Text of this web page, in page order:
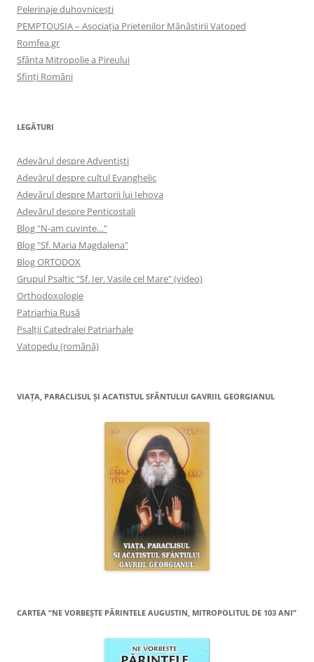
Pelerinaje duhovnicești
PEMPTOUSIA – Asociația Prietenilor Mănăstirii Vatoped
Romfea.gr
Sfânta Mitropolie a Pireului
Sfinţi Români
LEGĂTURI
Adevărul despre Adventişti
Adevărul despre cultul Evanghelic
Adevărul despre Martorii lui Iehova
Adevărul despre Penticostali
Blog "N-am cuvinte…"
Blog "Sf. Maria Magdalena"
Blog ORTODOX
Grupul Psaltic "Sf. Ier. Vasile cel Mare" (video)
Orthodoxologie
Patriarhia Rusă
Psalţii Catedralei Patriarhale
Vatopedu (română)
VIAŢA, PARACLISUL ŞI ACATISTUL SFÂNTULUI GAVRIIL GEORGIANUL
CARTEA “NE VORBEŞTE PĂRINTELE AUGUSTIN, MITROPOLITUL DE 103 ANI”